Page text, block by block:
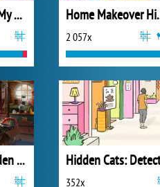
Hidden Object: My Hotel Home
2 057x
Mary Knots Garden Wedding Hidden Object
352x